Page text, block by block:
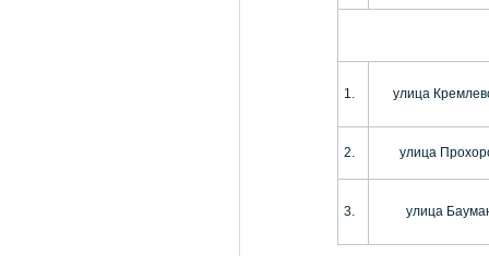
1. улица
2. улица
3. улица